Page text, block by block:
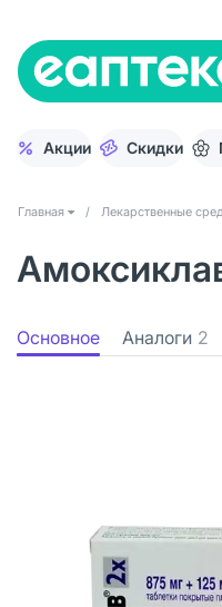
Акции Скидки
Главная / Лекарственные
Основное Аналоги 2